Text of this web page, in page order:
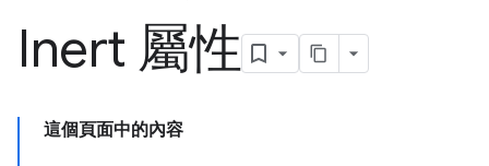
Inert 屬性
這個頁面中的內容